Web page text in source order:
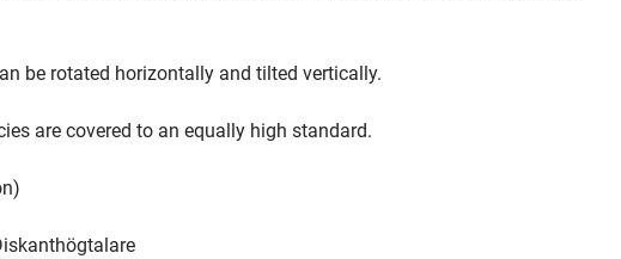
be rotated horizontally and tilted vertically.
are covered to an equally high standard.